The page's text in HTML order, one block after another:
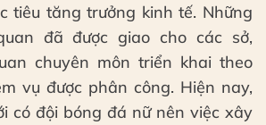
tiêu tăng trưởng kinh tế. Những
đã được giao cho các sở,
chuyên môn triển khai theo
vụ được phân công. Hiện nay,
có đội bóng đá nữ nên việc xây